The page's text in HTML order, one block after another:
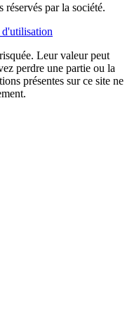
par la société.
Leur valeur peut
perdre une partie ou la
présentes sur ce site ne